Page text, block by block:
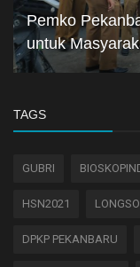
Pemko
untuk
TAGS
GUBRI
HSN2021
DPKP PEKANBARU